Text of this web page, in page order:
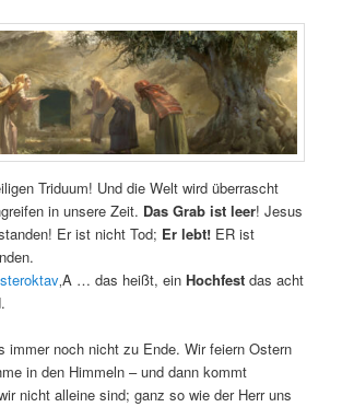
Triduum! Und die Welt wird überrascht
in unsere Zeit. Das Grab ist leer! Jesus
Er ist nicht Tod; Er lebt! ER ist
‚A … das heißt, einHochfest das acht
noch nicht zu Ende. Wir feiern Ostern
in den Himmeln – und dann kommt
nicht alleine sind; ganz so wie der Herr uns